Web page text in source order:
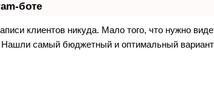
боте
клиентов никуда. Мало того, что нужно
Нашли самый бюджетный и оптимальный